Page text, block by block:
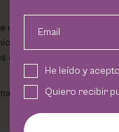
una
cutánea y
que acelera el
líder en cosmética
Email
He leído y
Quiero recibir